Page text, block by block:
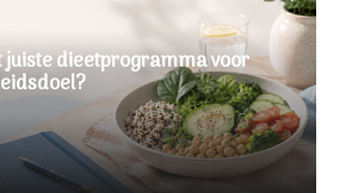
juiste dieetprogramma voor